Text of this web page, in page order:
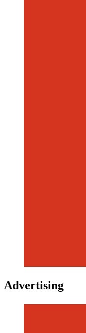
Advertising